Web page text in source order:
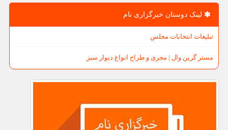
لینک دوستان خبرگزاری نام
تبلیغات انتخابات مجلس
مستر گرین وال | مجری و طراح انواع دیوار سبز